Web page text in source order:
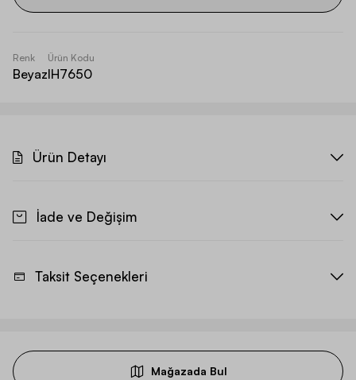
Renk
Beyaz
Ürün Kodu
IH7650
Ürün Detayı
İade ve Değişim
Taksit Seçenekleri
Mağazada Bul